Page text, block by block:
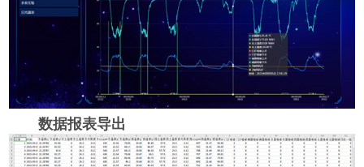
数据报表导出